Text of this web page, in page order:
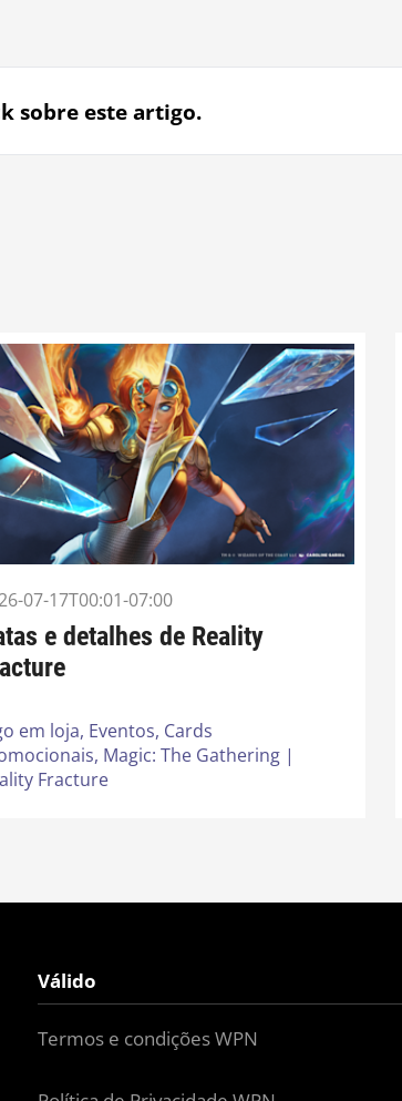
sobre este artigo.
07-17T00:01-07:00
e detalhes de Reality
em loja, Eventos, Cards
Magic: The Gathering |
Fracture
Válido
Termos e condições WPN